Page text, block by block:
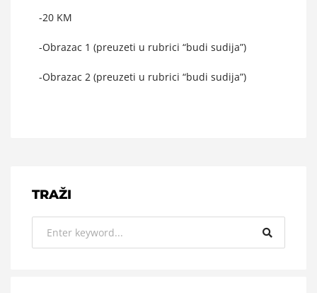
-20 KM
-Obrazac 1 (preuzeti u rubrici “budi sudija”)
-Obrazac 2 (preuzeti u rubrici “budi sudija”)
TRAŽI